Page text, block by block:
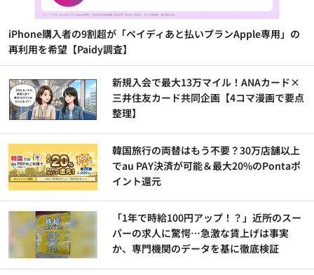
iPhone購入者の9割超が「ペイディあと払いプランApple専用」の
再利用を希望【Paidy調査】
新規入会で最大13万マイル！ANAカード×
三井住友カード共同企画【4コマ漫画で要点
整理】
韓国旅行の両替はもう不要？30万店舗以上
でau PAY決済が可能＆最大20%のPontaポ
イント還元
「1年で時給100円アップ！？」近所のスー
パーの求人に驚愕…急激な賃上げは事実
か、専門機関のデータを基に徹底検証